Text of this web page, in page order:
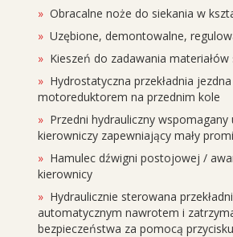
Obracalne noże do siekania w
Uzębione, demontowalne,
Kieszeń do zadawania materiałów
Hydrostatyczna przekładnia
motoreduktorem na przednim kole
Przedni hydrauliczny wspomagany
kierowniczy zapewniający mały
Hamulec dźwigni postojowej /
kierownicy
Hydraulicznie sterowana
automatycznym nawrotem i
bezpieczeństwa za pomocą